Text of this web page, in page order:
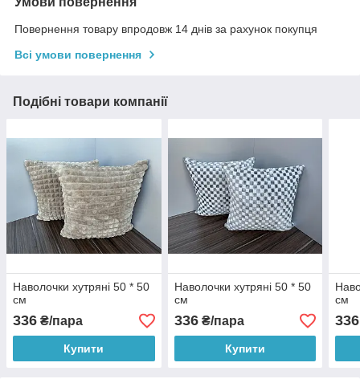
Повернення товару впродовж 14 днів за рахунок покупця
Всі умови повернення
Подібні товари компанії
Наволочки хутряні 50 * 50
см
336 ₴/пара
Купити
Наволочки хутряні 50 * 50
см
336₴/пара
Купити
см
336